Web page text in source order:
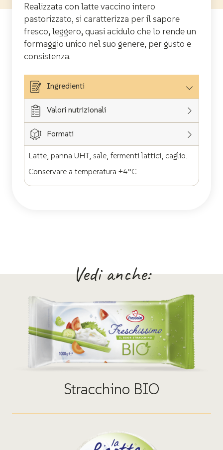
Realizzata con latte vaccino intero
pastorizzato, si caratterizza per il sapore
fresco, leggero, quasi acidulo che lo rende un
formaggio unico nel suo genere, per gusto e
consistenza.
Ingredienti
Valori nutrizionali
Formati
Latte, panna UHT, sale, fermenti lattici, caglio.
Conservare a temperatura +4°C
Vedi anche:
Stracchino BIO